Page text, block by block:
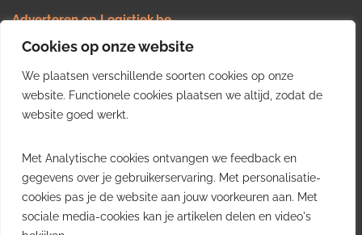
Cookies op onze website
We plaatsen verschillende soorten cookies op onze
website. Functionele cookies plaatsen we altijd, zodat de
website goed werkt.
Met Analytische cookies ontvangen we feedback en
gegevens over je gebruikerservaring. Met personalisatie-
cookies pas je de website aan jouw voorkeuren aan. Met
sociale media-cookies kan je artikelen delen en video's
Adverteren op Logistiek.be
Nieuws insturen
Uw video op Logistiek.TV
Job plaatsen
Gratis wekelijkse update
inzichten uit de Belgische logistieke sector in uw inbox.
Ontvang je gratis
wekelijkse update